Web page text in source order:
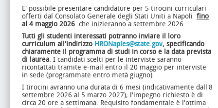
E' possibile presentare candidature per 5 tirocini curriculari
offerti dal Consolato Generale degli Stati Uniti a Napoli fino
al 4 maggio 2026 che inizieranno a settembre 2026.
Tutti gli studenti interessati potranno inviare il loro
curriculum all'indirizzo HRONaples@state.gov, specificando
chiaramente il programma di studi in corso e la data prevista
di laurea. I candidati scelti per le interviste saranno
ricontattati tramite e-mail entro il 20 maggio per interviste
in sede (programmate entro metà giugno).
I tirocini avranno una durata di 6 mesi (indicativamente dall'8
settembre 2026 al 5 marzo 2027); l'impegno richiesto è di
circa 20 ore a settimana. Requisito fondamentale è l'ottima